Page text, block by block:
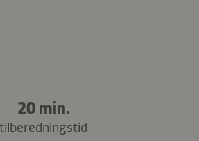
20 min.
tilberedningstid